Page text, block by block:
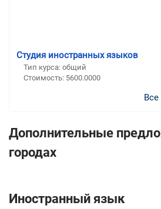
Студия иностранных языков
Тип курса: общий
Стоимость: 5600.0000
Дополнительные
городах
Иностранный язык